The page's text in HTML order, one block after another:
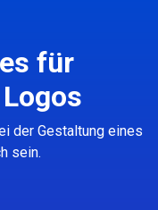
für
der Gestaltung eines
sein.